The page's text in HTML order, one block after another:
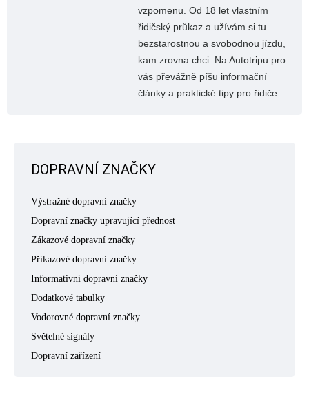
vzpomenu. Od 18 let vlastním
řidičský průkaz a užívám si tu
bezstarostnou a svobodnou jízdu,
kam zrovna chci. Na Autotripu pro
vás převážně píšu informační
články a praktické tipy pro řidiče.
DOPRAVNÍ ZNAČKY
Výstražné dopravní značky
Dopravní značky upravující přednost
Zákazové dopravní značky
Příkazové dopravní značky
Informativní dopravní značky
Dodatkové tabulky
Vodorovné dopravní značky
Světelné signály
Dopravní zařízení